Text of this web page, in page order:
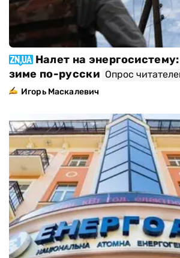
Налет на
зиме по-русски Опрос
Игорь Маскалевич